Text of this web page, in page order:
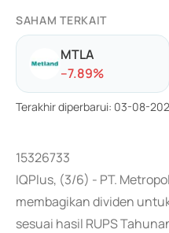
SAHAM TERKAIT
MTLA
--7.89%
Terakhir diperbarui: 03-08-
15326733
IQPlus, (3/6) - PT.
membagikan dividen
sesuai hasil RUPS